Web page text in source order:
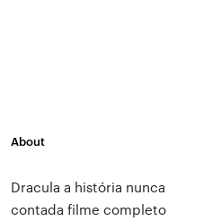
About
Dracula a história nunca
contada filme completo